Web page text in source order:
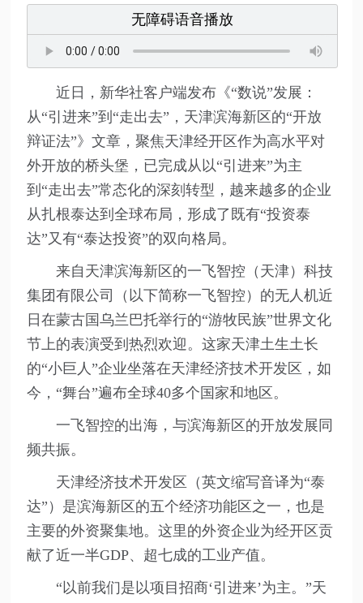
无障碍语音播放
近日，新华社客户端发布《“数说”发展：
从“引进来”到“走出去”，天津滨海新区的“开放
辩证法”》文章，聚焦天津经开区作为高水平对
外开放的桥头堡，已完成从以“引进来”为主
到“走出去”常态化的深刻转型，越来越多的企业
从扎根泰达到全球布局，形成了既有“投资泰
达”又有“泰达投资”的双向格局。
来自天津滨海新区的一飞智控（天津）科技
集团有限公司（以下简称一飞智控）的无人机近
日在蒙古国乌兰巴托举行的“游牧民族”世界文化
节上的表演受到热烈欢迎。这家天津土生土长
的“小巨人”企业坐落在天津经济技术开发区，如
今，“舞台”遍布全球40多个国家和地区。
一飞智控的出海，与滨海新区的开放发展同
频共振。
天津经济技术开发区（英文缩写音译为“泰
达”）是滨海新区的五个经济功能区之一，也是
主要的外资聚集地。这里的外资企业为经开区贡
献了近一半GDP、超七成的工业产值。
“以前我们是以项目招商‘引进来’为主。”天